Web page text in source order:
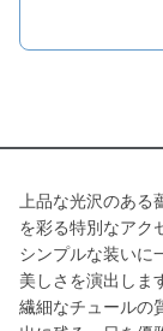
上品な光沢のあ
を彩る特別なアク
シンプルな装いに
美しさを演出しま
繊細なチュールの